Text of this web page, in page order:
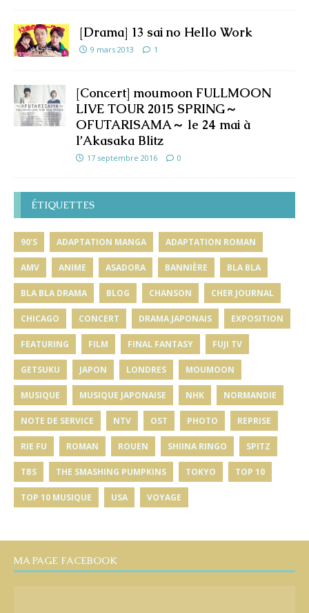
[Drama] 13 sai no Hello Work
9 mars 2013 1
[Concert] moumoon FULLMOON
LIVE TOUR 2015 SPRING～
OFUTARISAMA～ le 24 mai à
l’Akasaka Blitz
17 septembre 2016 0
ÉTIQUETTES
90'S ADAPTATION MANGA ADAPTATION ROMAN
AMV ANIME ASADORA BANNIÈRE BLA BLA
BLA BLA DRAMA BLOG CHANSON CHER JOURNAL
CHICAGO CONCERT DRAMA JAPONAIS EXPOSITION
FEATURING FILM FINAL FANTASY FUJI TV
GETSUKU JAPON LONDRES MOUMOON
MUSIQUE MUSIQUE JAPONAISE NHK NORMANDIE
NOTE DE SERVICE NTV OST PHOTO REPRISE
RIE FU ROMAN ROUEN SHIINA RINGO SPITZ
TBS THE SMASHING PUMPKINS TOKYO TOP 10
TOP 10 MUSIQUE USA VOYAGE
MA PAGE FACEBOOK